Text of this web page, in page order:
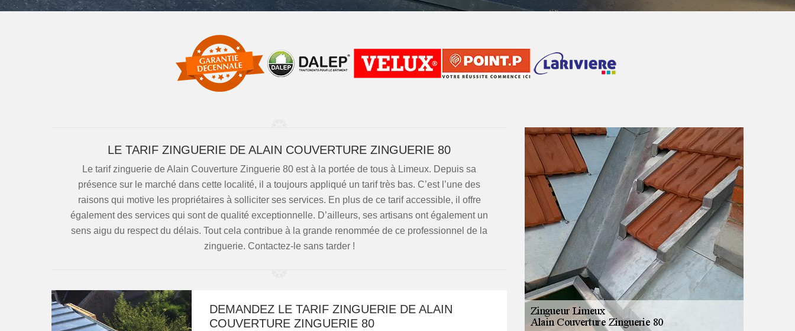
LE TARIF ZINGUERIE DE ALAIN COUVERTURE ZINGUERIE 80
Le tarif zinguerie de Alain Couverture Zinguerie 80 est à la portée de tous à Limeux. Depuis sa
présence sur le marché dans cette localité, il a toujours appliqué un tarif très bas. C’est l’une des
raisons qui motive les propriétaires à solliciter ses services. En plus de ce tarif accessible, il offre
également des services qui sont de qualité exceptionnelle. D’ailleurs, ses artisans ont également un
sens aigu du respect du délais. Tout cela contribue à la grande renommée de ce professionnel de la
zinguerie. Contactez-le sans tarder !
DEMANDEZ LE TARIF ZINGUERIE DE ALAIN
COUVERTURE ZINGUERIE 80